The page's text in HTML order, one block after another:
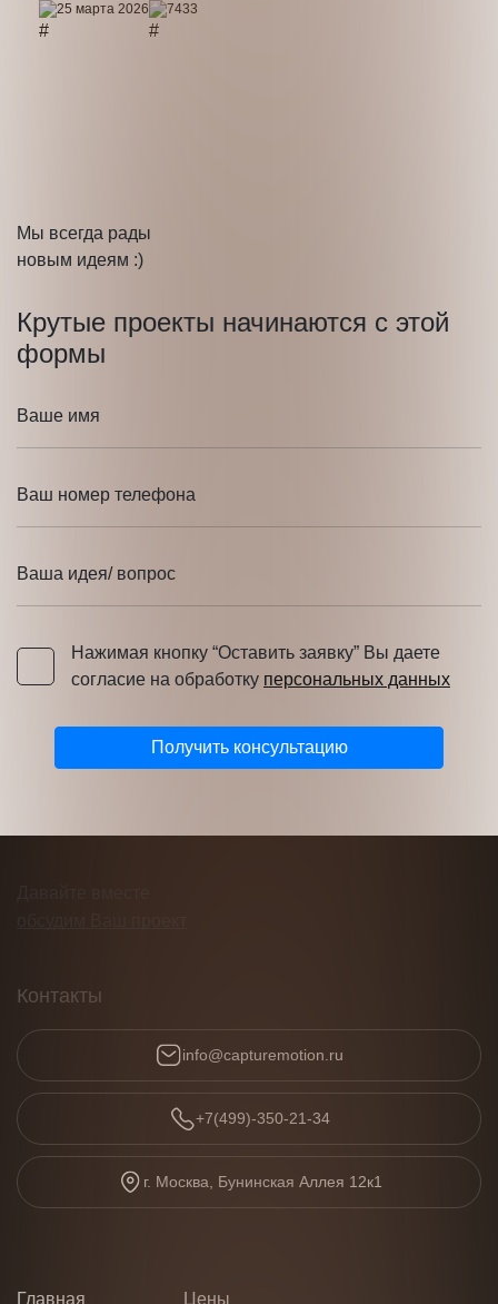
25 марта 2026 7433
Мы всегда рады
новым идеям :)
Крутые проекты начинаются с этой
формы
Ваше имя
Ваш номер телефона
Ваша идея/ вопрос
Нажимая кнопку “Оставить заявку” Вы даете
Нажимая кнопку “Оставить заявку” Вы даете
согласие на обработку персональных данных
Получить консультацию
Контакты
info@capturemotion.ru
+7(499)-350-21-34
г. Москва, Бунинская Аллея 12к1
Главная Цены